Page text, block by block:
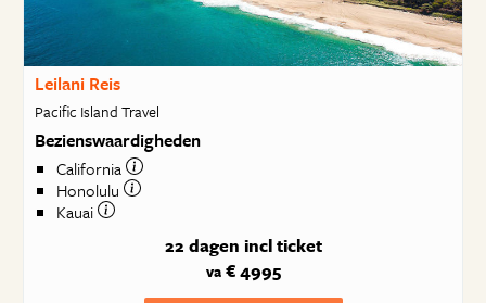
Leilani Reis
Pacific Island Travel
Bezienswaardigheden
California
Honolulu
Kauai
22 dagen incl ticket
va€ 4995